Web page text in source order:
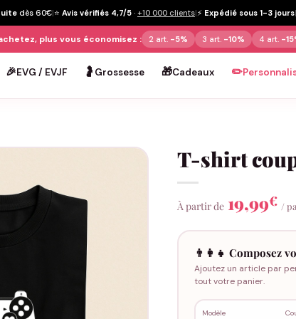
dès 60€|⭐ Avis vérifiés 4,7/5 · +10 000 clients|⚡ Expédié sous 1-3 jours|
plus vous économisez : 2 art. -5% 3 art. -10% 4 art. -
🎉EVG / EVJF 🤰 Grossesse 🎁Cadeaux ✏️
T-shirt
À partir de 19,99€ /
👨‍👩‍👧 Composez
Ajoutez un article par
tout votre panier.
Modèle